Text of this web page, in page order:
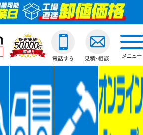
メニュー
透明ビニールカーテン
糸入ビニールカーテン
ターポリンビニール
パワーシートビニー
ターポリンメッシュ
不燃ターポリンビニ
透明ジャバラビニー
糸入りジャバラビニ
ターポリンジャバラ
コンビネーションジ
不燃ターポリンジャ
戻る
のれんカーテン式ビ
のれんカーテン可動
戻る
透明ロールスクリーン
透明糸入りロールス
ターポリンロールス
不燃ターポリンロー
透明電動ロールスク
糸入透明電動ロール
透明アコーディオン
糸入アコーディオン
ターポリンアコーデ
不燃ターポリンアコ
戻る
ネットカーテン/網
戻る
D30スチール製
D30アルミ製
D30ステンレス製
D30隙間シートレール
D40スチール製
D40アルミ製
間仕切ポールスリム
間仕切ポール押さえ
間仕切ポールHGタイ
間仕切ポールXGタイ
間仕切ポールネット用
戻る
透明ビニールカバー
糸入りビニールカバー
合繊帆布ビニールカ
パワーシートビニー
ターポリンビニール
オプション加工
透明ビニールシート
糸入りビニールシート
合繊帆布ビニールシ
パワーシートビニー
ターポリンビニール
オプション加工
透明フィルム原反・
糸入フィルム原反・
ターポリン原反・カ
帯電防止ターポリン
ターポリンメッシュ
パワーシート原反・